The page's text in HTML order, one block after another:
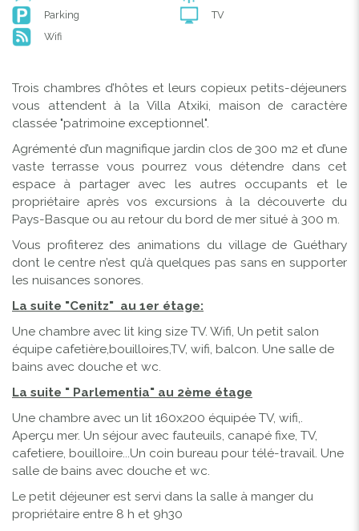
Parking
TV
Wifi
Trois chambres d’hôtes et leurs copieux petits-déjeuners
vous attendent à la Villa Atxiki, maison de caractère
classée "patrimoine exceptionnel".
Agrémenté d’un magnifique jardin clos de 300 m2 et d’une
vaste terrasse vous pourrez vous détendre dans cet
espace à partager avec les autres occupants et le
propriétaire après vos excursions à la découverte du
Pays-Basque ou au retour du bord de mer situé à 300 m.
Vous profiterez des animations du village de Guéthary
dont le centre n’est qu’à quelques pas sans en supporter
les nuisances sonores.
La suite "Cenitz" au 1er étage:
Une chambre avec lit king size TV. Wifi, Un petit salon
équipe cafetière,bouilloires,TV, wifi, balcon. Une salle de
bains avec douche et wc.
La suite " Parlementia" au 2ème étage
Une chambre avec un lit 160x200 équipée TV, wifi,.
Aperçu mer. Un séjour avec fauteuils, canapé fixe, TV,
cafetiere, bouilloire...Un coin bureau pour télé-travail. Une
salle de bains avec douche et wc.
Le petit déjeuner est servi dans la salle à manger du
propriétaire entre 8 h et 9h30